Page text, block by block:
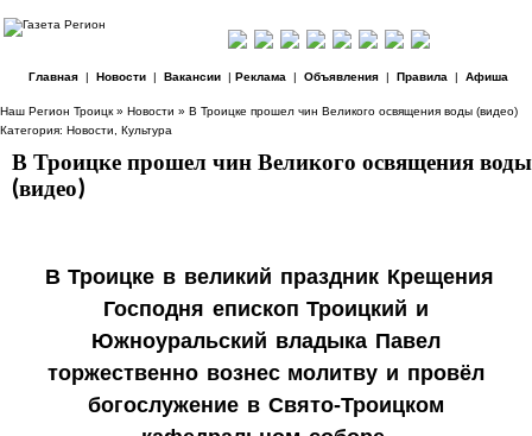
Главная| Новости| Вакансии| Реклама | Объявления| Правила | Афиша
Наш Регион Троицк » Новости » В Троицке прошел чин Великого освящения воды (видео)
Категория: Новости Культура
В Троицке прошел чин Великого освящения воды
(видео)
В Троицке в великий праздник Крещения
Господня епископ Троицкий и
Южноуральский владыка Павел
торжественно вознес молитву и провёл
богослужение в Свято-Троицком